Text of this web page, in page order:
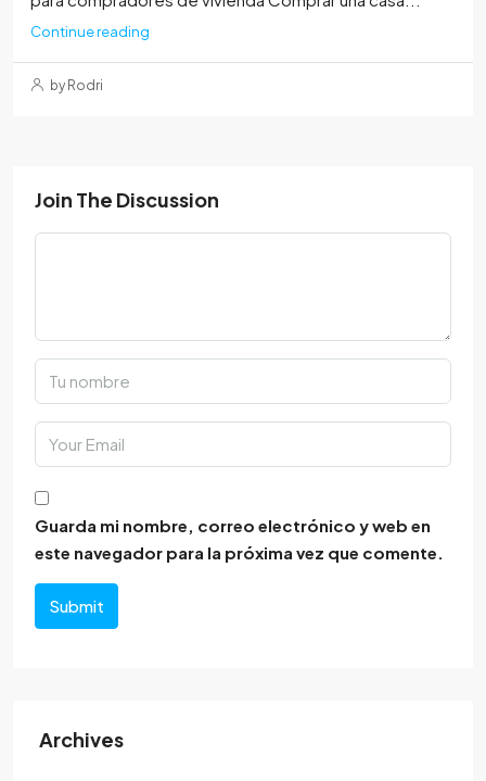
Continue reading
by Rodri
Join The Discussion
Guarda mi nombre, correo electrónico y web en
este navegador para la próxima vez que comente.
Submit
Archives